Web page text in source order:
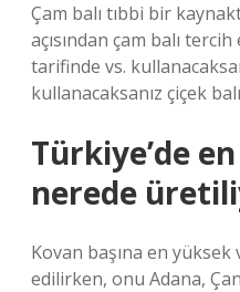
Çam balı tıbbi bir
açısından çam balı
tarifinde vs.
kullanacaksanız çiçek
Türkiye’de
nerede
Kovan başına en yüksek
edilirken, onu Adana,